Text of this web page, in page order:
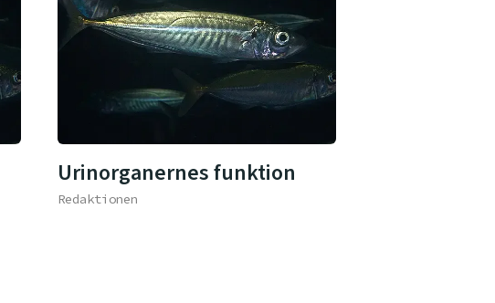
Urinorganernes funktion
Redaktionen